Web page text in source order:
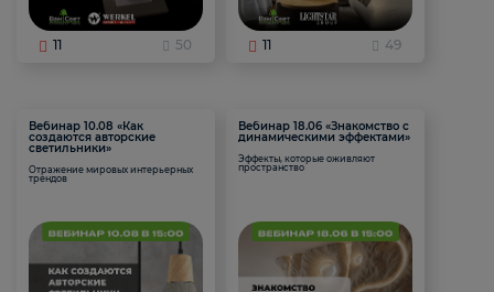
11 50 11 49
Вебинар 10.08 «Как
создаются авторские
светильники»
Отражение мировых интерьерных
трендов
Вебинар 18.06 «Знакомство с
динамическими эффектами»
Эффекты, которые оживляют
пространство